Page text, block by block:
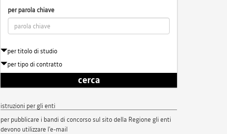
per parola chiave
per titolo di studio
per tipo di contratto
cerca
istruzioni per gli enti
per pubblicare i bandi di concorso sul sito della Regione gli enti
devono utilizzare l'e-mail